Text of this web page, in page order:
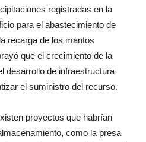
registradas en la
para el abastecimiento de
recarga de los mantos
que el crecimiento de la
desarrollo de infraestructura
el suministro del recurso.
proyectos que habrían
como la presa